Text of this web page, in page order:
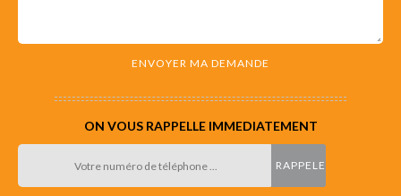
ON VOUS RAPPELLE IMMEDIATEMENT